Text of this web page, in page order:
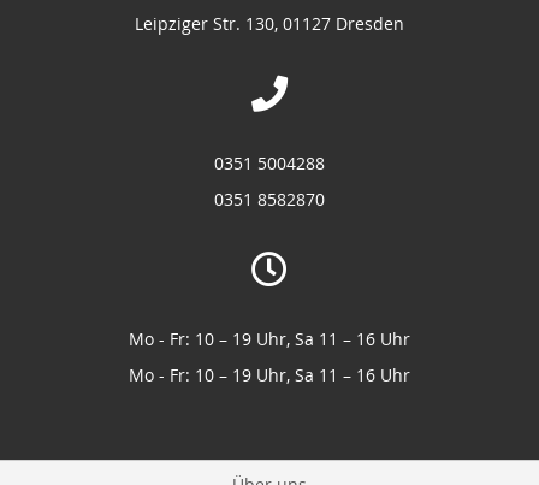
Leipziger Str. 130, 01127 Dresden
0351 5004288
0351 8582870
Mo - Fr: 10 – 19 Uhr, Sa 11 – 16 Uhr
Mo - Fr: 10 – 19 Uhr, Sa 11 – 16 Uhr